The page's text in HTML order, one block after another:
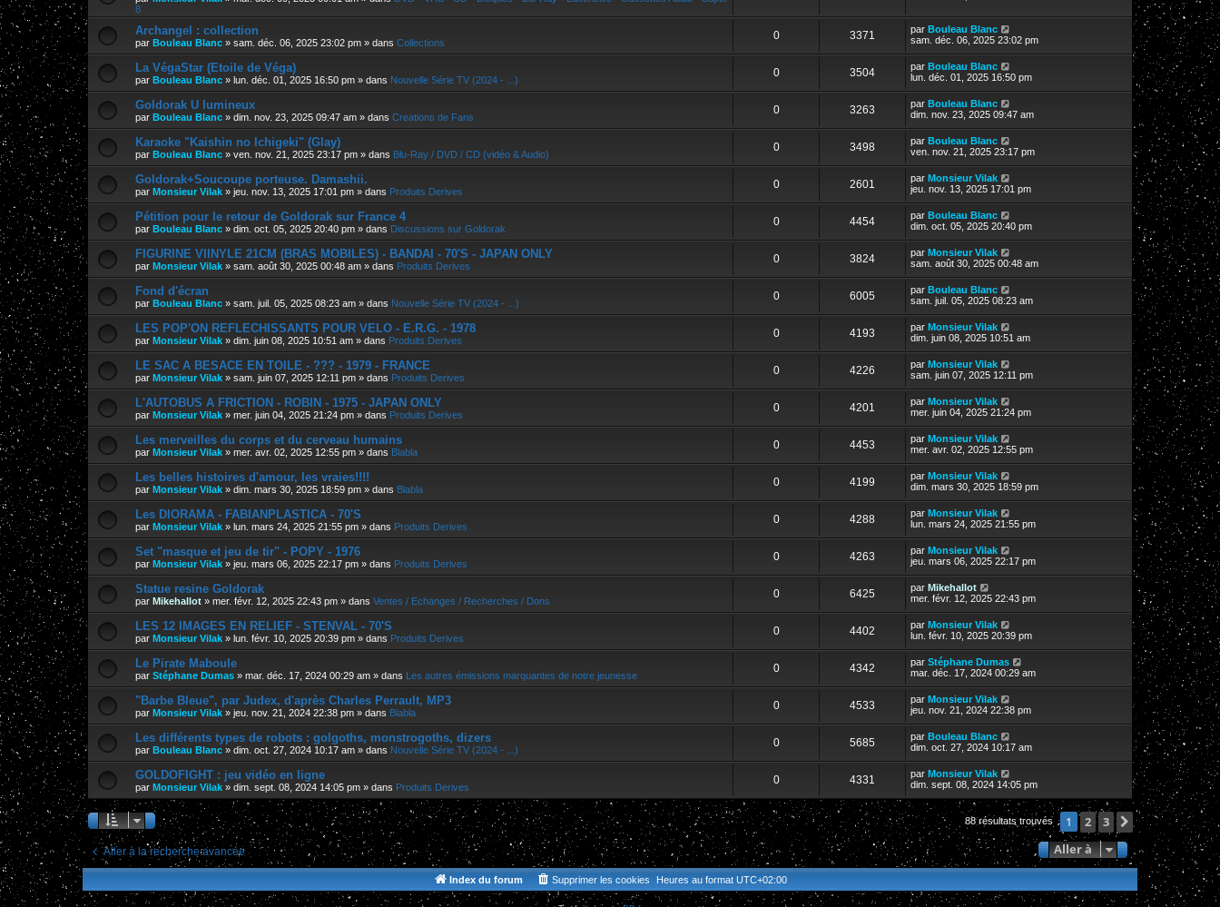
8
Archangel : collection
par Bouleau Blanc » sam. déc. 06, 2025 23:02 pm » dans Collections
0 3371 par Bouleau Blanc
sam. déc. 06, 2025 23:02 pm
La VégaStar (Etoile de Véga)
par Bouleau Blanc » lun. déc. 01, 2025 16:50 pm » dans Nouvelle Série TV (2024 - ...)
0 3504 par Bouleau Blanc
lun. déc. 01, 2025 16:50 pm
Goldorak U lumineux
par Bouleau Blanc » dim. nov. 23, 2025 09:47 am » dans Creations de Fans
0 3263 par Bouleau Blanc
dim. nov. 23, 2025 09:47 am
Karaoke "Kaishin no Ichigeki" (Glay)
par Bouleau Blanc » ven. nov. 21, 2025 23:17 pm » dans Blu-Ray / DVD / CD (vidéo & Audio)
0 3498 par Bouleau Blanc
ven. nov. 21, 2025 23:17 pm
Goldorak+Soucoupe porteuse. Damashii.
par Monsieur Vilak » jeu. nov. 13, 2025 17:01 pm » dans Produits Derives
0 2601 par Monsieur Vilak
jeu. nov. 13, 2025 17:01 pm
Pétition pour le retour de Goldorak sur France 4
par Bouleau Blanc » dim. oct. 05, 2025 20:40 pm » dans Discussions sur Goldorak
0 4454 par Bouleau Blanc
dim. oct. 05, 2025 20:40 pm
FIGURINE VIINYLE 21CM (BRAS MOBILES) - BANDAI - 70'S - JAPAN ONLY
par Monsieur Vilak » sam. août 30, 2025 00:48 am » dans Produits Derives
0 3824 par Monsieur Vilak
sam. août 30, 2025 00:48 am
Fond d'écran
par Bouleau Blanc » sam. juil. 05, 2025 08:23 am » dans Nouvelle Série TV (2024 - ...)
0 6005 par Bouleau Blanc
sam. juil. 05, 2025 08:23 am
LES POP'ON REFLECHISSANTS POUR VELO - E.R.G. - 1978
par Monsieur Vilak » dim. juin 08, 2025 10:51 am » dans Produits Derives
0 4193 par Monsieur Vilak
dim. juin 08, 2025 10:51 am
LE SAC A BESACE EN TOILE - ??? - 1979 - FRANCE
par Monsieur Vilak » sam. juin 07, 2025 12:11 pm » dans Produits Derives
0 4226 par Monsieur Vilak
sam. juin 07, 2025 12:11 pm
L'AUTOBUS A FRICTION - ROBIN - 1975 - JAPAN ONLY
par Monsieur Vilak » mer. juin 04, 2025 21:24 pm » dans Produits Derives
0 4201 par Monsieur Vilak
mer. juin 04, 2025 21:24 pm
Les merveilles du corps et du cerveau humains
par Monsieur Vilak » mer. avr. 02, 2025 12:55 pm » dans Blabla
0 4453 par Monsieur Vilak
mer. avr. 02, 2025 12:55 pm
Les belles histoires d'amour, les vraies!!!!
par Monsieur Vilak » dim. mars 30, 2025 18:59 pm » dans Blabla
0 4199 par Monsieur Vilak
dim. mars 30, 2025 18:59 pm
Les DIORAMA - FABIANPLASTICA - 70'S
par Monsieur Vilak » lun. mars 24, 2025 21:55 pm » dans Produits Derives
0 4288 par Monsieur Vilak
lun. mars 24, 2025 21:55 pm
Set "masque et jeu de tir" - POPY - 1976
par Monsieur Vilak » jeu. mars 06, 2025 22:17 pm » dans Produits Derives
0 4263 par Monsieur Vilak
jeu. mars 06, 2025 22:17 pm
Statue resine Goldorak
par Mikehallot » mer. févr. 12, 2025 22:43 pm » dans Ventes / Echanges / Recherches / Dons
0 6425 par Mikehallot
mer. févr. 12, 2025 22:43 pm
LES 12 IMAGES EN RELIEF - STENVAL - 70'S
par Monsieur Vilak » lun. févr. 10, 2025 20:39 pm » dans Produits Derives
0 4402 par Monsieur Vilak
lun. févr. 10, 2025 20:39 pm
Le Pirate Maboule
par Stéphane Dumas » mar. déc. 17, 2024 00:29 am » dans Les autres émissions marquantes de notre jeunesse
0 4342 par Stéphane Dumas
mar. déc. 17, 2024 00:29 am
"Barbe Bleue", par Judex, d'après Charles Perrault, MP3
par Monsieur Vilak » jeu. nov. 21, 2024 22:38 pm » dans Blabla
0 4533 par Monsieur Vilak
jeu. nov. 21, 2024 22:38 pm
Les différents types de robots : golgoths, monstrogoths, dizers
par Bouleau Blanc » dim. oct. 27, 2024 10:17 am » dans Nouvelle Série TV (2024 - ...)
0 5685 par Bouleau Blanc
dim. oct. 27, 2024 10:17 am
GOLDOFIGHT : jeu vidéo en ligne
par Monsieur Vilak » dim. sept. 08, 2024 14:05 pm » dans Produits Derives
0 4331 par Monsieur Vilak
dim. sept. 08, 2024 14:05 pm
88 résultats trouvés 1 2 3 Suivante
Aller à la recherche avancée Aller à
Index du forum Heures au format UTC+02:00
Supprimer les cookies